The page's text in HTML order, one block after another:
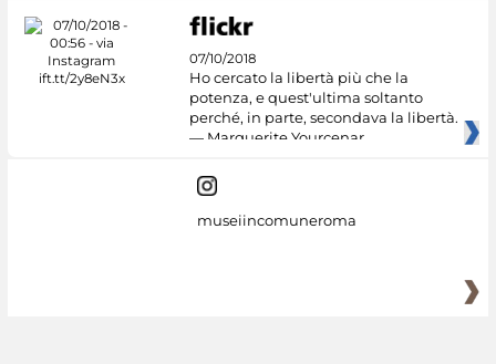
07/10/2018
Ho cercato la libertà più che la
potenza, e quest'ultima soltanto
perché, in parte, secondava la libertà.
— Marguerite Yourcenar
museiincomuneroma